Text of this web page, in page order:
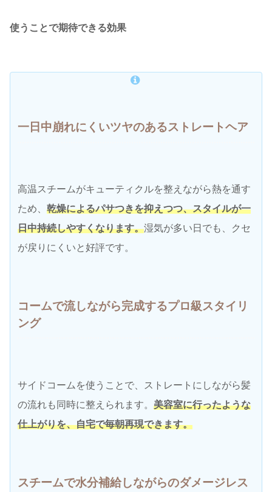
使うことで期待できる効果
一日中崩れにくいツヤのあるストレートヘア
高温スチームがキューティクルを整えながら熱を通す
ため、 乾燥によるパサつきを抑えつつ、スタイルが一
日中持続しやすくなります。湿気が多い日でも、クセ
が戻りにくいと好評です。
コームで流しながら完成するプロ級スタイリ
ング
サイドコームを使うことで、ストレートにしながら髪
の流れも同時に整えられます。 美容室に行ったような
仕上がりを、自宅で毎朝再現できます。
スチームで水分補給しながらのダメージレス